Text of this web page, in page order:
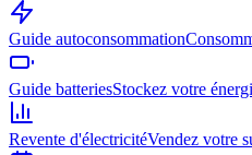
Guide autoconsommation
Guide batteriesStockez votre
Revente d'électricitéVendez votre